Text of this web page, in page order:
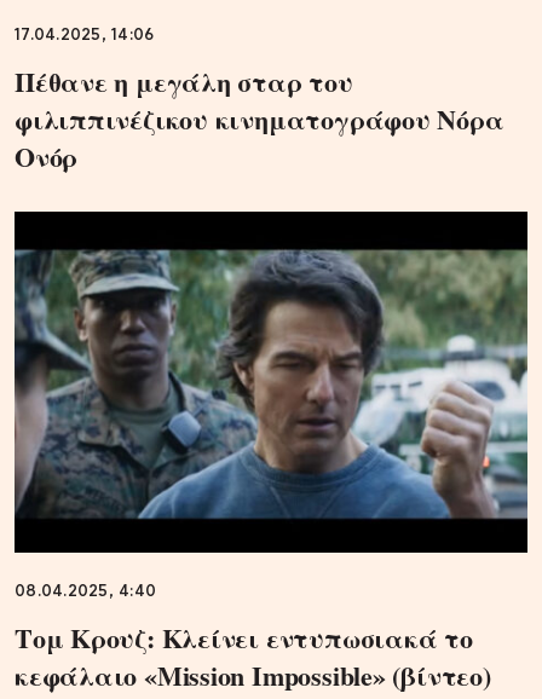
17.04.2025, 14:06
Πέθανε η μεγάλη σταρ του
φιλιππινέζικου κινηματογράφου Νόρα
Ονόρ
08.04.2025, 4:40
Τομ Κρουζ: Κλείνει εντυπωσιακά το
κεφάλαιο «Mission Impossible» (βίντεο)